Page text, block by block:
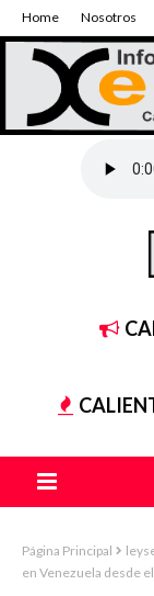
Home Nosotros
Página Principal
en Venezuela desde